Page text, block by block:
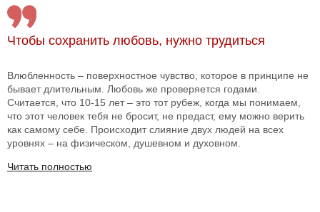
Чтобы сохранить любовь, нужно трудиться
Влюбленность – поверхностное чувство, которое в принципе не
бывает длительным. Любовь же проверяется годами.
Считается, что 10-15 лет – это тот рубеж, когда мы понимаем,
что этот человек тебя не бросит, не предаст, ему можно верить
как самому себе. Происходит слияние двух людей на всех
уровнях – на физическом, душевном и духовном.
Читать полностью